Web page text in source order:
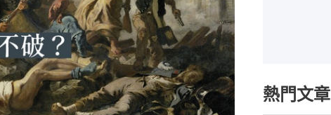
熱門文章